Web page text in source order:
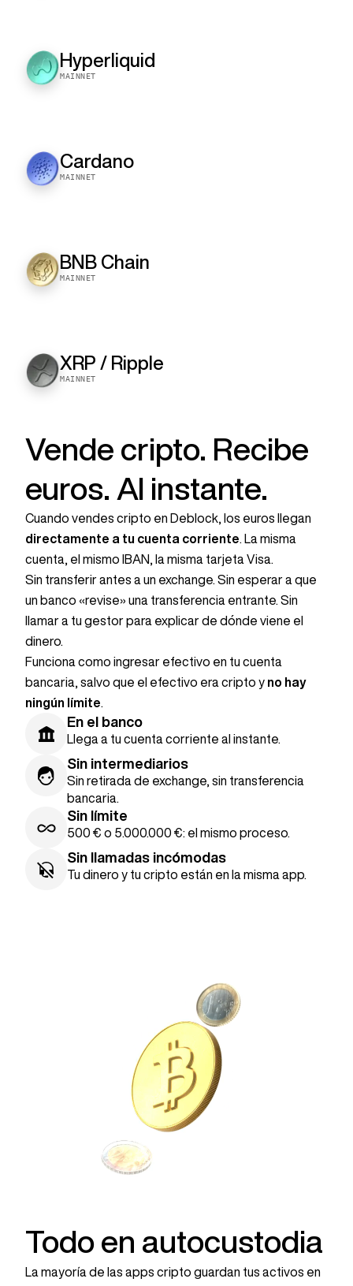
Hyperliquid
MAINNET
Cardano
MAINNET
BNB Chain
MAINNET
XRP / Ripple
MAINNET
Vende cripto. Recibe
euros. Al instante.
Cuando vendes cripto en Deblock, los euros llegan
directamente a tu cuenta corriente . La misma
cuenta, el mismo IBAN, la misma tarjeta Visa.
Sin transferir antes a un exchange. Sin esperar a que
un banco «revise» una transferencia entrante. Sin
llamar a tu gestor para explicar de dónde viene el
dinero.
Funciona como ingresar efectivo en tu cuenta
bancaria, salvo que el efectivo era cripto y no hay
ningún límite
En el banco
Llega a tu cuenta corriente al instante.
Sin intermediarios
Sin retirada de exchange, sin transferencia
bancaria.
Sin límite
500 € o 5.000.000 €: el mismo proceso.
Sin llamadas incómodas
Tu dinero y tu cripto están en la misma app.
Todo en autocustodia
La mayoría de las apps cripto guardan tus activos en